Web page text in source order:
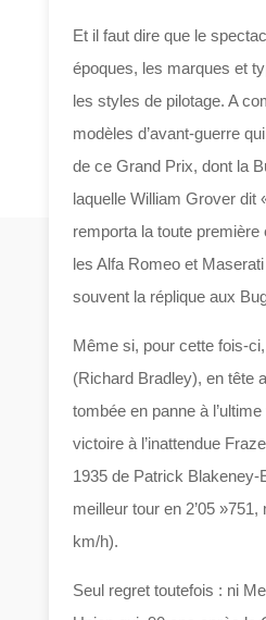
Et il faut dire que le
époques, les marques et
les styles de pilotage. A
modèles d’avant-guerre
de ce Grand Prix, dont la
laquelle William Grover dit
remporta la toute première
les Alfa Romeo et
souvent la réplique aux
Même si, pour cette fois-
(Richard Bradley), en tête
tombée en panne à
victoire à l’inattendue
1935 de Patrick
meilleur tour en 2’05
km/h).
Seul regret toutefois : ni